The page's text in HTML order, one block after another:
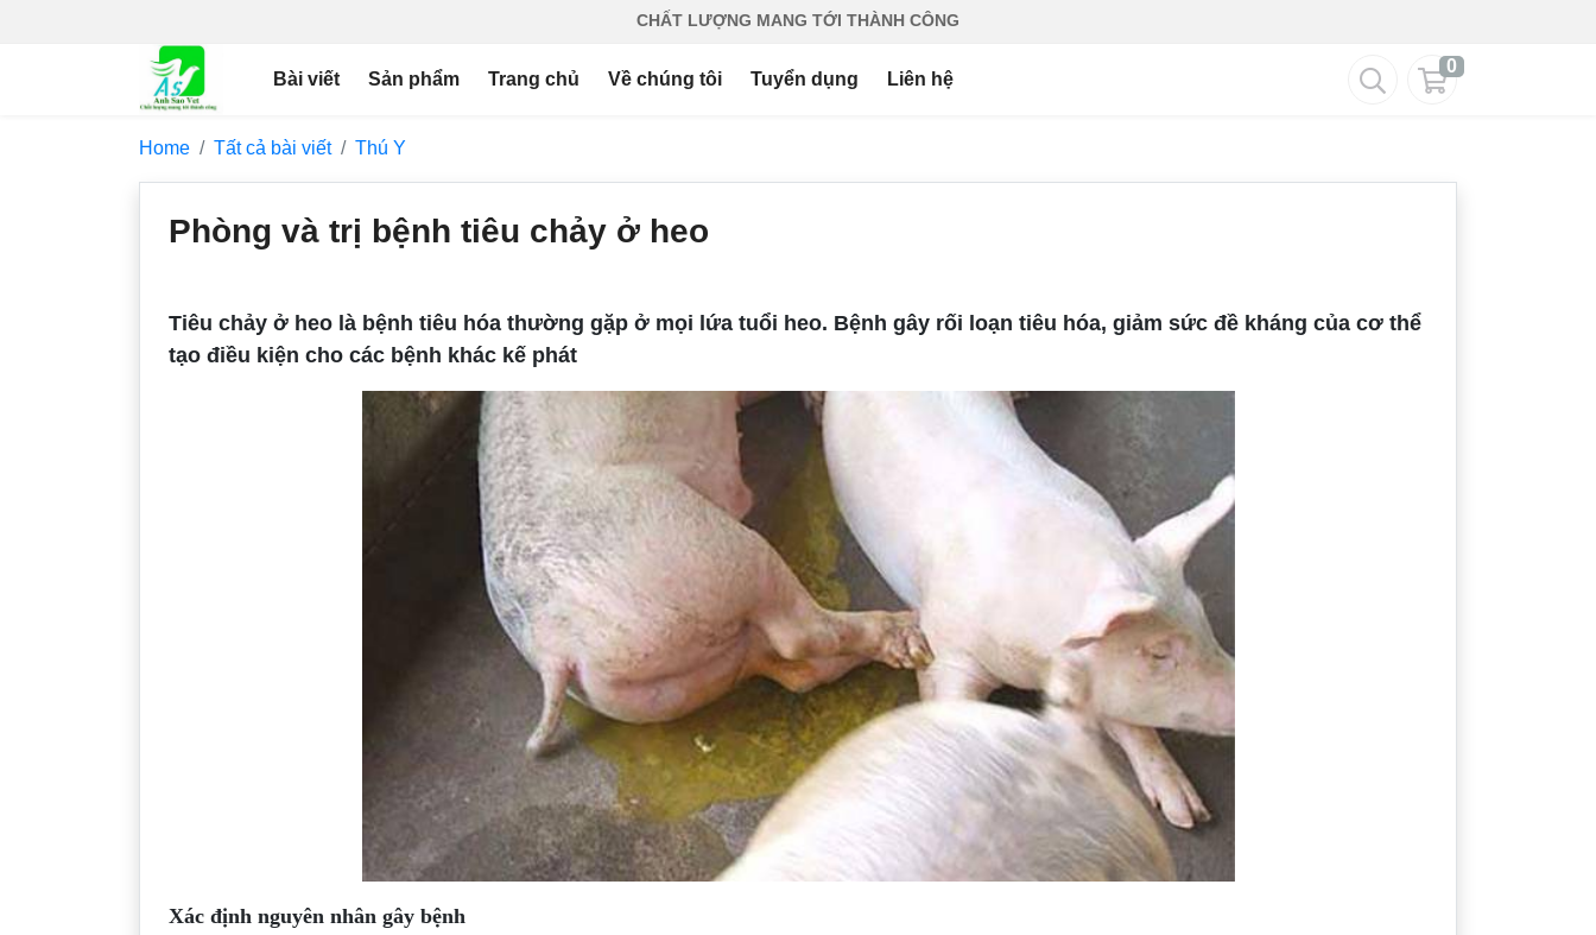
CHẤT LƯỢNG MANG TỚI THÀNH CÔNG
Bài viết Sản phẩm Trang chủ Về chúng tôi Tuyển dụng Liên hệ
0
Home Tất cả bài viết Thú Y
Phòng và trị bệnh tiêu chảy ở heo
Tiêu chảy ở heo là bệnh tiêu hóa thường gặp ở mọi lứa tuổi heo. Bệnh gây rối loạn tiêu hóa, giảm sức đề kháng của cơ thể
tạo điều kiện cho các bệnh khác kế phát
Xác định nguyên nhân gây bệnh